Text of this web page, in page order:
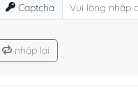
Captcha
nhập lại